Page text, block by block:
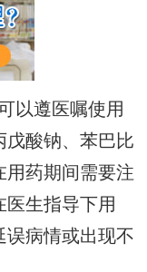
以遵医嘱使用
戊酸钠、苯巴比
用药期间需要注
生指导下用
误病情或出现不